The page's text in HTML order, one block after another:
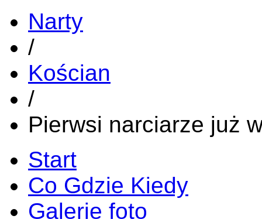
Narty
/
Kościan
/
Pierwsi narciarze już
Start
Co Gdzie Kiedy
Galerie foto